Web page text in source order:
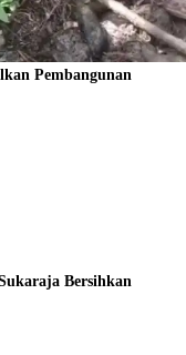
Pembangunan
Bersihkan